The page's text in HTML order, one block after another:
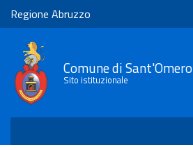
Regione Abruzzo
Comune di Sant'Omero
Sito istituzionale